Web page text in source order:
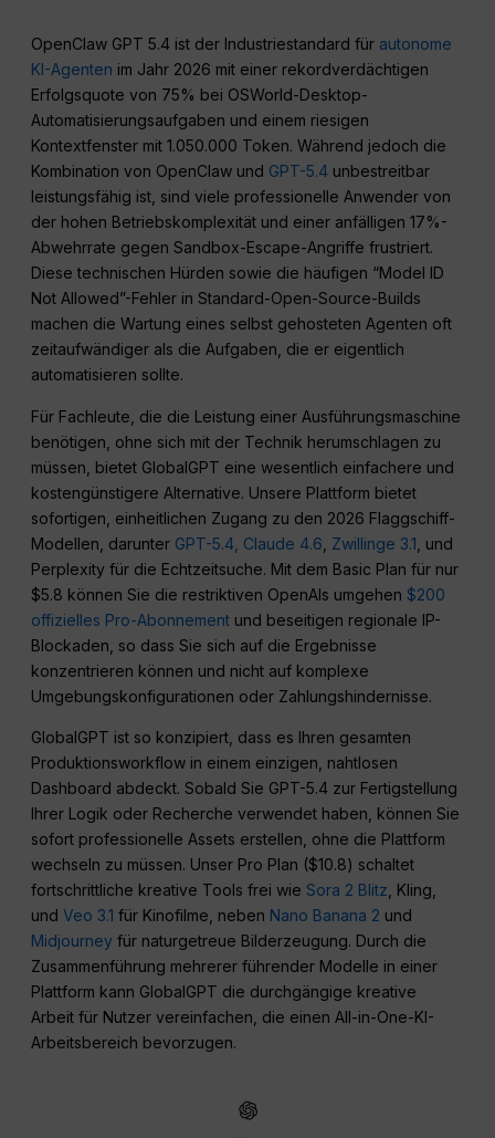
OpenClaw GPT 5.4 ist der Industriestandard für autonome
KI-Agenten im Jahr 2026 mit einer rekordverdächtigen
Erfolgsquote von 75% bei OSWorld-Desktop-
Automatisierungsaufgaben und einem riesigen
Kontextfenster mit 1.050.000 Token. Während jedoch die
Kombination von OpenClaw und GPT-5.4 unbestreitbar
leistungsfähig ist, sind viele professionelle Anwender von
der hohen Betriebskomplexität und einer anfälligen 17%-
Abwehrrate gegen Sandbox-Escape-Angriffe frustriert.
Diese technischen Hürden sowie die häufigen “Model ID
Not Allowed”-Fehler in Standard-Open-Source-Builds
machen die Wartung eines selbst gehosteten Agenten oft
zeitaufwändiger als die Aufgaben, die er eigentlich
automatisieren sollte.
Für Fachleute, die die Leistung einer Ausführungsmaschine
benötigen, ohne sich mit der Technik herumschlagen zu
müssen, bietet GlobalGPT eine wesentlich einfachere und
kostengünstigere Alternative. Unsere Plattform bietet
sofortigen, einheitlichen Zugang zu den 2026 Flaggschiff-
Modellen, darunter GPT-5.4, Claude 4.6 Zwillinge 3.1 , und
Perplexity für die Echtzeitsuche. Mit dem Basic Plan für nur
$5.8 können Sie die restriktiven OpenAIs umgehen$200
offizielles Pro-Abonnement und beseitigen regionale IP-
Blockaden, so dass Sie sich auf die Ergebnisse
konzentrieren können und nicht auf komplexe
Umgebungskonfigurationen oder Zahlungshindernisse.
GlobalGPT ist so konzipiert, dass es Ihren gesamten
Produktionsworkflow in einem einzigen, nahtlosen
Dashboard abdeckt. Sobald Sie GPT-5.4 zur Fertigstellung
Ihrer Logik oder Recherche verwendet haben, können Sie
sofort professionelle Assets erstellen, ohne die Plattform
wechseln zu müssen. Unser Pro Plan ($10.8) schaltet
fortschrittliche kreative Tools frei wieSora 2 Blitz , Kling,
undVeo 3.1für Kinofilme, neben Nano Banana 2 und
Midjourney für naturgetreue Bilderzeugung. Durch die
Zusammenführung mehrerer führender Modelle in einer
Plattform kann GlobalGPT die durchgängige kreative
Arbeit für Nutzer vereinfachen, die einen All-in-One-KI-
Arbeitsbereich bevorzugen.